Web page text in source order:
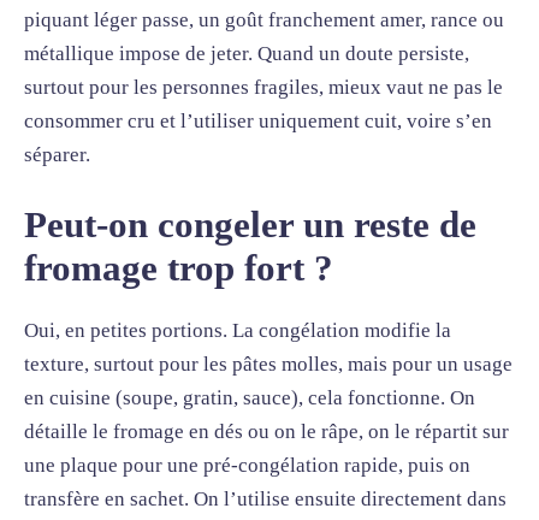
piquant léger passe, un goût franchement amer, rance ou
métallique impose de jeter. Quand un doute persiste,
surtout pour les personnes fragiles, mieux vaut ne pas le
consommer cru et l’utiliser uniquement cuit, voire s’en
séparer.
Peut-on congeler un reste de
fromage trop fort ?
Oui, en petites portions. La congélation modifie la
texture, surtout pour les pâtes molles, mais pour un usage
en cuisine (soupe, gratin, sauce), cela fonctionne. On
détaille le fromage en dés ou on le râpe, on le répartit sur
une plaque pour une pré-congélation rapide, puis on
transfère en sachet. On l’utilise ensuite directement dans